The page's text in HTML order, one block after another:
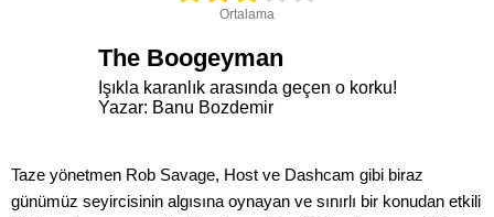
Ortalama
The Boogeyman
Işıkla karanlık arasında geçen o korku!
Yazar: Banu Bozdemir
Taze yönetmen Rob Savage, Host ve Dashcam gibi biraz
günümüz seyircisinin algısına oynayan ve sınırlı bir konudan etkili